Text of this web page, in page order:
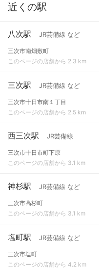
近くの駅
八次駅 JR芸備線 など
三次市南畑敷町
このページの店舗から 2.3 km
三次駅 JR芸備線 など
三次市十日市南１丁目
このページの店舗から 2.5 km
西三次駅 JR芸備線
三次市十日市町下原
このページの店舗から 3.1 km
神杉駅 JR芸備線 など
三次市高杉町
このページの店舗から 3.1 km
塩町駅 JR芸備線 など
三次市塩町
このページの店舗から 4.2 km